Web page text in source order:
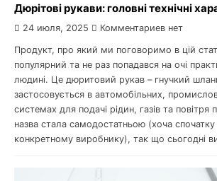
Дюрітові рукави: головні технічні
24 июля, 2025 Комментариев нет
Продукт, про який ми поговоримо в цій
популярний та не раз попадався на очі
людині. Це дюритовий рукав – гнучкий
застосовується в автомобільних,
системах для подачі рідин, газів та повітря
назва стала самодостатньою (хоча
конкретному виробнику), так що сьогодні